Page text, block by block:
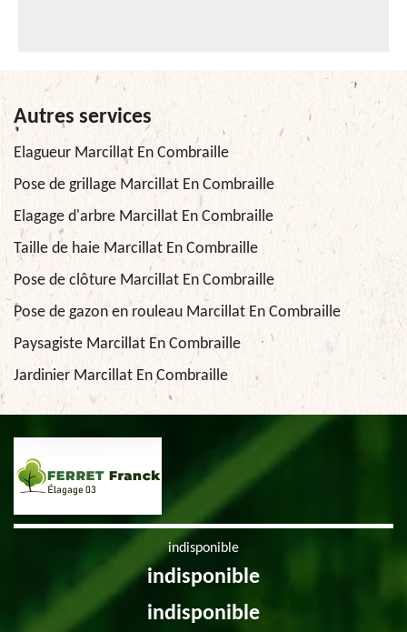
Autres services
Elagueur Marcillat En Combraille
Pose de grillage Marcillat En Combraille
Elagage d'arbre Marcillat En Combraille
Taille de haie Marcillat En Combraille
Pose de clôture Marcillat En Combraille
Pose de gazon en rouleau Marcillat En Combraille
Paysagiste Marcillat En Combraille
Jardinier Marcillat En Combraille
indisponible
indisponible
indisponible